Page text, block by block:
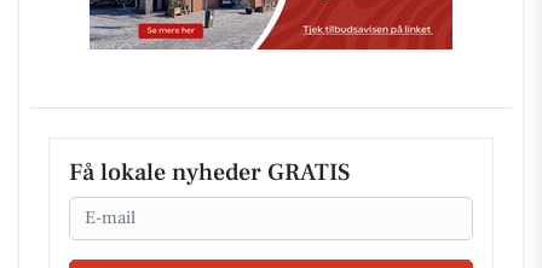
Få lokale nyheder GRATIS
Email